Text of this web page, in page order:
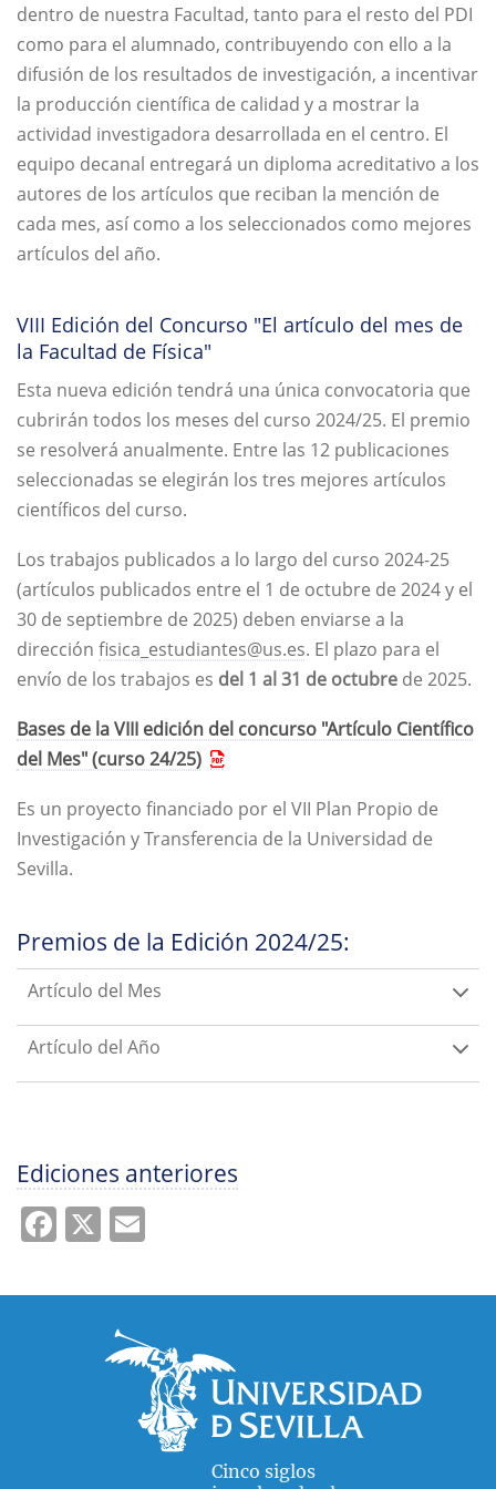
dentro de nuestra Facultad, tanto para el resto del PDI
como para el alumnado, contribuyendo con ello a la
difusión de los resultados de investigación, a incentivar
la producción científica de calidad y a mostrar la
actividad investigadora desarrollada en el centro. El
equipo decanal entregará un diploma acreditativo a los
autores de los artículos que reciban la mención de
cada mes, así como a los seleccionados como mejores
artículos del año.
VIII Edición del Concurso "El artículo del mes de
la Facultad de Física"
Esta nueva edición tendrá una única convocatoria que
cubrirán todos los meses del curso 2024/25. El premio
se resolverá anualmente. Entre las 12 publicaciones
seleccionadas se elegirán los tres mejores artículos
científicos del curso.
Los trabajos publicados a lo largo del curso 2024-25
(artículos publicados entre el 1 de octubre de 2024 y el
30 de septiembre de 2025) deben enviarse a la
dirección fisica_estudiantes@us.es. El plazo para el
envío de los trabajos es del 1 al 31 de octubre de 2025.
Bases de la VIII edición del concurso "Artículo Científico
del Mes" (curso 24/25)
Es un proyecto financiado por el VII Plan Propio de
Investigación y Transferencia de la Universidad de
Sevilla.
Premios de la Edición 2024/25:
Artículo del Mes
Artículo del Año
Ediciones anteriores
Facebook
X
Cinco siglos